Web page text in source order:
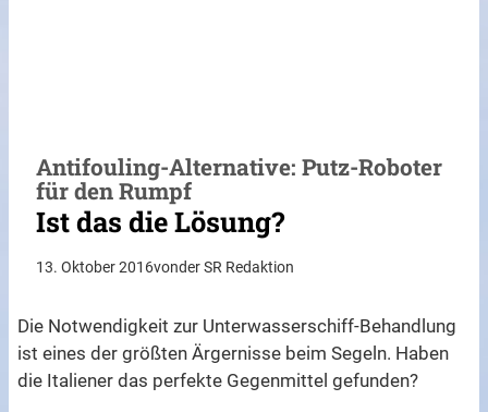
Antifouling-Alternative: Putz-Roboter
für den Rumpf
Ist das die Lösung?
13. Oktober 2016vonder SR Redaktion
Die Notwendigkeit zur Unterwasserschiff-Behandlung
ist eines der größten Ärgernisse beim Segeln. Haben
die Italiener das perfekte Gegenmittel gefunden?